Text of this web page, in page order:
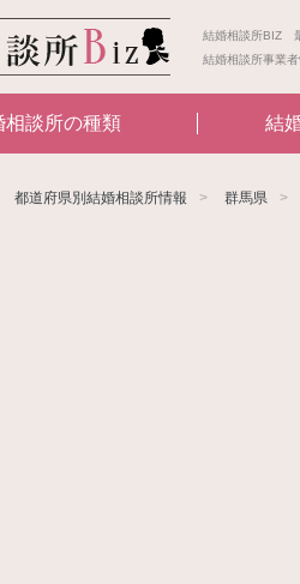
結婚相談所BIZ
結婚相談所事業
相談所の種類 結
都道府県別結婚相談所情報 群馬県